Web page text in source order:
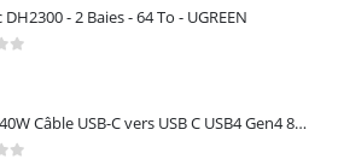
DH2300 - 2 Baies - 64 To - UGREEN
Câble 240W Câble USB-C vers USB C USB4 Gen4 80Gbps pour Thunderbolt 5/4/3, Premium 18K double écran triple 4K PD3.1 - UGREEN